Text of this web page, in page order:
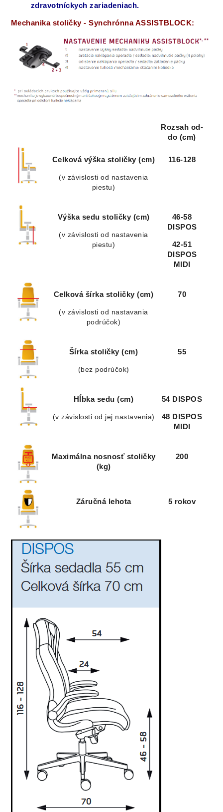
zdravotníckych zariadeniach.
Mechanika stoličky - Synchrónna ASSISTBLOCK:
Rozsah od-
do (cm)
Celková výška stoličky (cm)
(v závislosti od nastavenia
piestu)
116-128
Výška sedu stoličky (cm)
(v závislosti od nastavenia
piestu)
46-58
DISPOS
42-51
DISPOS
MIDI
Celková šírka stoličky (cm)
(v závislosti od nastavania
podrúčok)
70
Šírka stoličky (cm)
(bez podrúčok)
55
Hĺbka sedu (cm)
(v závislosti od jej nastavenia)
54 DISPOS
48 DISPOS
MIDI
Maximálna nosnosť stoličky
(kg)
200
Záručná lehota 5 rokov